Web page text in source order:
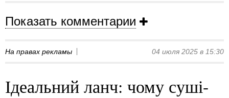
Показать комментарии
На правах рекламы 04 июля 2025 в 15:30
Ідеальний ланч: чому суші-